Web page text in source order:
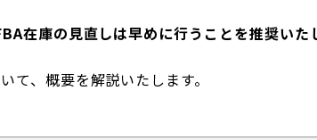
在庫の見直しは早めに行うことを推奨いた
、概要を解説いたします。